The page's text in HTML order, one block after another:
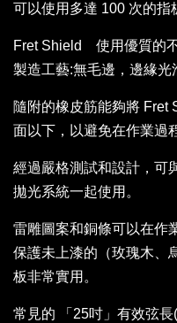
可以使用多達 100 次的指
Fret Shield 使用優質的
製造工藝:無毛邊，邊緣光
隨附的橡皮筋能夠將 Fret
面以下，以避免在作業過
經過嚴格測試和設計，可
拋光系統一起使用。
雷雕圖案和銅條可以在作
保護未上漆的（玫瑰木、
板非常實用。
常見的 「25吋」有效弦長